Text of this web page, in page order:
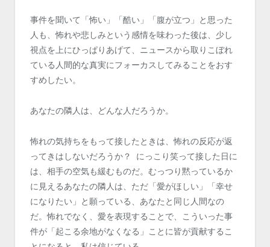
事件を聞いて「怖い」「酷い」「腹が立つ」と思った
人も、怖れや悲しみという感情を味わった後は、少し
視点を上にひっぱりあげて、ニュースから取りこぼれ
ている人間的な真実にフォーカスしてみることをおす
すめしたい。
あなたの隣人は、どんな人だろうか。
怖れの気持ちをもって接したときは、怖れの反応が返
ってきはしないだろうか？ にっこり笑って接した日に
は、相手の空気も緩むものだ。むっつり黙っているか
に見えるあなたの隣人は、ただ「愛がほしい」「幸せ
になりたい」と願っている、あなたと同じ人間なの
だ。怖れでなく、愛を表現することで、こういった事
件が「起こる余地がなくなる」ことに皆が貢献するこ